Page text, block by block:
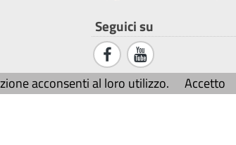
Seguici su
Credits
acconsenti al loro utilizzo. Accetto